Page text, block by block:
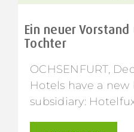
Ein neuer
Tochter
OCHSENFURT,
Hotels have a
subsidiary: